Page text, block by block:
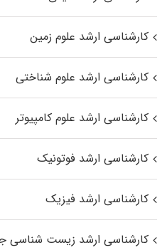
کارشناسی ارشد علوم زمین
کارشناسی ارشد علوم شناختی
کارشناسی ارشد علوم کامپیوتر
کارشناسی ارشد فوتونیک
کارشناسی ارشد فیزیک
کارشناسی ارشد زیست‌ شناسی